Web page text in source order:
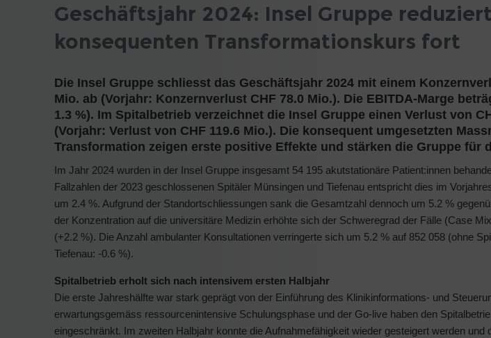
Geschäftsjahr 2024: Insel Gruppe
konsequenten Transformationskurs fort
Die Insel Gruppe schliesst das Geschäftsjahr 2024 mit einem
Mio. ab (Vorjahr: Konzernverlust CHF 78.0 Mio.). Die EBITDA-Marge
1.3 %). Im Spitalbetrieb verzeichnet die Insel Gruppe einen Verlust von
(Vorjahr: Verlust von CHF 119.6 Mio.). Die konsequent umgesetzten
Transformation zeigen erste positive Effekte und stärken die Gruppe für
Im Jahr 2024 wurden in der Insel Gruppe insgesamt 54 195 akutstationäre Patient:innen
Fallzahlen der 2023 geschlossenen Spitäler Münsingen und Tiefenau entspricht dies im
um 2.4 %. Aufgrund der Standortschliessungen sank die Gesamtzahl dennoch um 5.2 %
der Konzentration auf die universitäre Medizin erhöhte sich der Schweregrad der Fälle (Case
(+2.2 %). Die Anzahl ambulanter Konsultationen verringerte sich um 5.2 % auf 852 058 (ohne
Tiefenau: -0.6 %).
Spitalbetrieb erholt sich nach intensivem ersten Halbjahr
Die erste Jahreshälfte war stark geprägt von der Einführung des Klinikinformations- und
erwartungsgemäss ressourcenintensive Schulungsphase und der Go-live haben den
eingeschränkt. Im zweiten Halbjahr konnte die Aufnahmefähigkeit wieder gesteigert werden und